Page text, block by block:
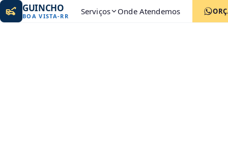
GUINCHO
BOA VISTA-RR Serviços Onde Atendemos